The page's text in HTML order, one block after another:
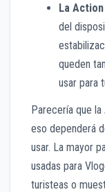
La
del
queden
usar para
Parecería que
eso dependerá
usar. La mayor
usadas para
turisteas o